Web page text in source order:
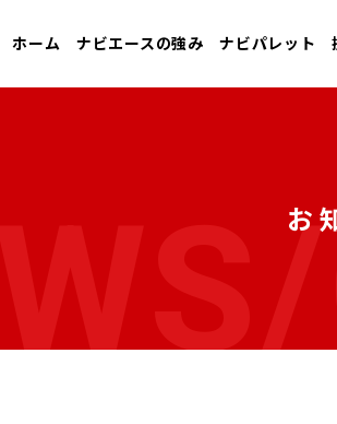
ホーム ナビエースの強み ナビパレット
お